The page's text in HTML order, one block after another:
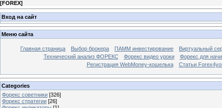
[FOREX]
Вход на сайт
Меню сайта
Главная страница Выбор брокера ПАММ инвестирование
Виртуальный
Технический анализ ФОРЕКС
Форекс видео уроки
Форекс для
Регистрация WebMoney-кошелька
Статьи
Categories
Форекс cоветники [326]
Форекс стратегии [26]